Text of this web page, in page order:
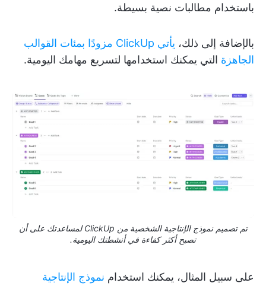
باستخدام مطالبات نصية بسيطة.
بالإضافة إلى ذلك،
يأتي ClickUp مزودًا بمئات القوالب
الجاهزة التي يمكنك استخدامها لتسريع مهامك اليومية.
تم تصميم نموذج الإنتاجية الشخصية من ClickUp لمساعدتك على أن
تصبح أكثر كفاءة في أنشطتك اليومية.
على سبيل المثال، يمكنك استخدام نموذج الإنتاجية